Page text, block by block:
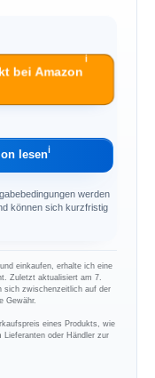
bei Amazon
ℹ︎
lesenℹ︎
werden
können sich kurzfristig
einkaufen, erhalte ich eine
Zuletzt aktualisiert am 7.
sich zwischenzeitlich auf der
Gewähr.
eines Produkts, wie
Lieferanten oder Händler zur